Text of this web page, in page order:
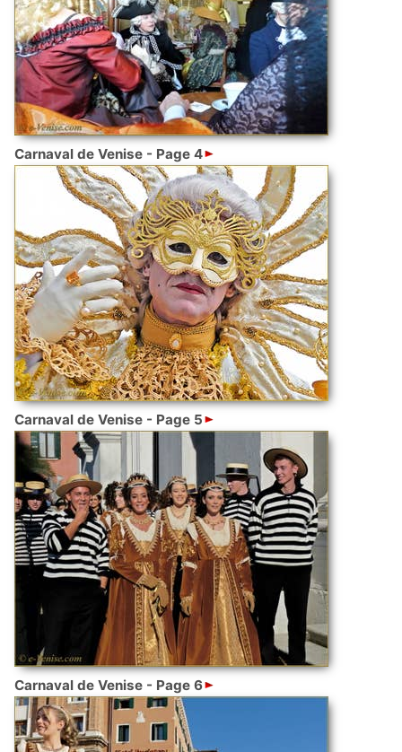
Carnaval de Venise - Page 4
Carnaval de Venise - Page 5
Carnaval de Venise - Page 6